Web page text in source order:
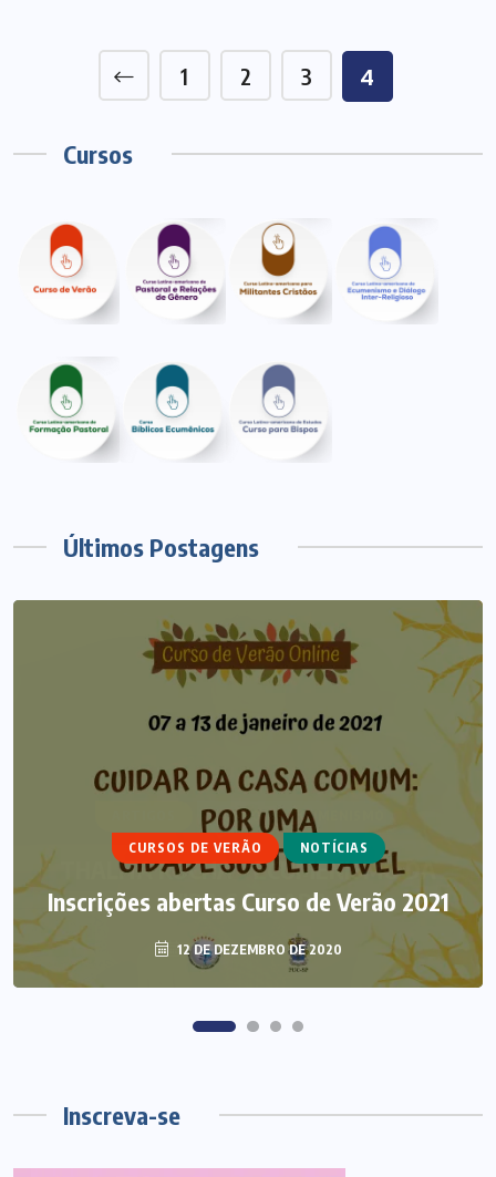
1 2 3 4
Cursos
Últimos Postagens
CURSOS DE VERÃO NOTÍCIAS
Inscrições abertas Curso de Verão 2021
12 DE DEZEMBRO DE 2020
CURSO DE ECUMENISMO
THALITA ROCHA – ECUMENISMO DA
VIDA SAGRADA
3 DE AGOSTO DE 2026
Inscreva-se